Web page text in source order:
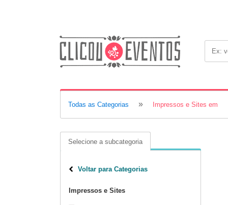
Todas as Categorias » Impressos e Sites em
Selecione a subcategoria
Voltar para Categorias
Impressos e Sites